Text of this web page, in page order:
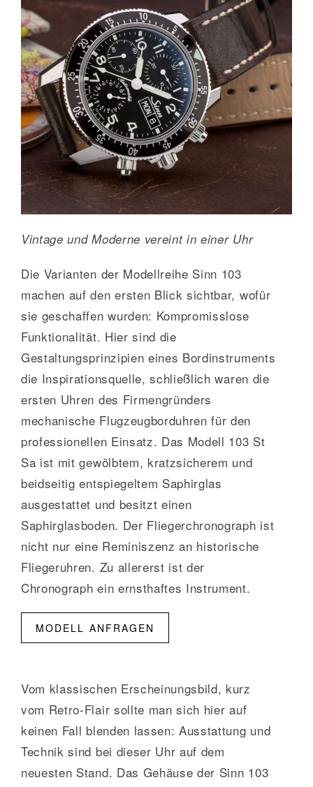
Vintage und Moderne vereint in einer Uhr
Die Varianten der Modellreihe Sinn 103
machen auf den ersten Blick sichtbar, wofür
sie geschaffen wurden: Kompromisslose
Funktionalität. Hier sind die
Gestaltungsprinzipien eines Bordinstruments
die Inspirationsquelle, schließlich waren die
ersten Uhren des Firmengründers
mechanische Flugzeugborduhren für den
professionellen Einsatz. Das Modell 103 St
Sa ist mit gewölbtem, kratzsicherem und
beidseitig entspiegeltem Saphirglas
ausgestattet und besitzt einen
Saphirglasboden. Der Fliegerchronograph ist
nicht nur eine Reminiszenz an historische
Fliegeruhren. Zu allererst ist der
Chronograph ein ernsthaftes Instrument.
MODELL ANFRAGEN
Vom klassischen Erscheinungsbild, kurz
vom Retro-Flair sollte man sich hier auf
keinen Fall blenden lassen: Ausstattung und
Technik sind bei dieser Uhr auf dem
neuesten Stand. Das Gehäuse der Sinn 103